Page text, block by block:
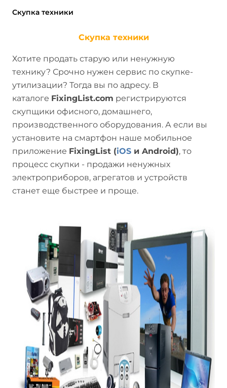
Скупка техники
Скупка техники
Хотите продать старую или ненужную
технику? Срочно нужен сервис по скупке-
утилизации? Тогда вы по адресу. В
каталоге FixingList.com регистрируются
скупщики офисного, домашнего,
производственного оборудования. А если вы
установите на смартфон наше мобильное
приложение FixingList (iOS и Android), то
процесс скупки - продажи ненужных
электроприборов, агрегатов и устройств
станет еще быстрее и проще.